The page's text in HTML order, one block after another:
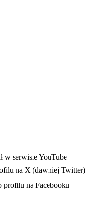
karcie
w serwisie YouTube
na X (dawniej Twitter)
karcie
profilu na Facebooku